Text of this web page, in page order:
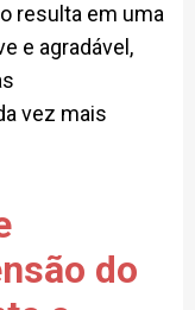
resulta em uma
e agradável,
vez mais
do